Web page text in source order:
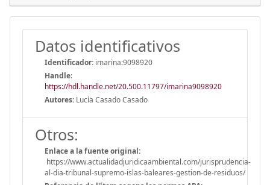
Datos identificativos
Identificador: imarina:9098920
Handle:
https://hdl.handle.net/20.500.11797/imarina9098920
Autores: Lucía Casado Casado
Otros:
Enlace a la fuente original:
https://www.actualidadjuridicaambiental.com/jurisprudencia-
al-dia-tribunal-supremo-islas-baleares-gestion-de-residuos/